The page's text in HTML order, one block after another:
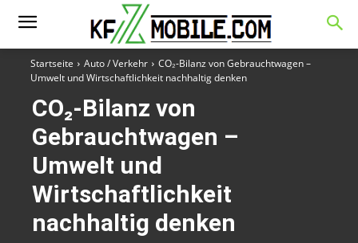
Startseite Auto / Verkehr
CO₂-Bilanz von Gebrauchtwagen –
Umwelt und Wirtschaftlichkeit nachhaltig denken
CO₂-Bilanz von
Gebrauchtwagen –
Umwelt und
Wirtschaftlichkeit
nachhaltig denken